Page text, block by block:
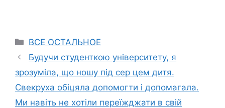
Categories
ВСЕ ОСТАЛЬНОЕ
Будучи студенткою університету, я
зрозуміла, що ношу під сер цем дитя.
Свекруха обіцяла допомогти і допомагала.
Ми навіть не хотіли переїжджати в свій